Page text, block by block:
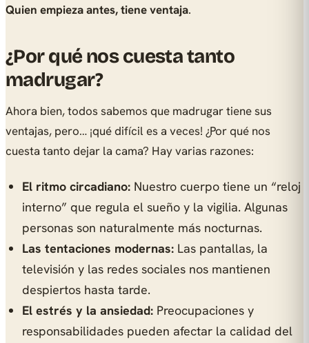
Quien empieza antes, tiene ventaja.
¿Por qué nos cuesta tanto
madrugar?
Ahora bien, todos sabemos que madrugar tiene sus
ventajas, pero… ¡qué difícil es a veces! ¿Por qué nos
cuesta tanto dejar la cama? Hay varias razones:
El ritmo circadiano: Nuestro cuerpo tiene un “reloj
interno” que regula el sueño y la vigilia. Algunas
personas son naturalmente más nocturnas.
Las tentaciones modernas: Las pantallas, la
televisión y las redes sociales nos mantienen
despiertos hasta tarde.
El estrés y la ansiedad: Preocupaciones y
responsabilidades pueden afectar la calidad del